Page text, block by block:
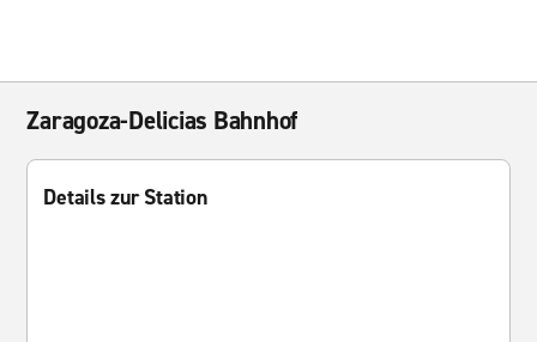
Zaragoza-Delicias Bahnhof
Details zur Station